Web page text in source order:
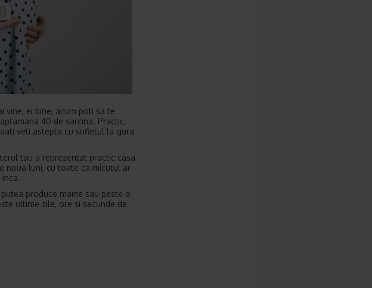
vine, ei bine, acum poti sa te
40 de sarcina. Practic,
veti astepta cu sufletul la gura
tau a reprezentat practic casa
noua luni, cu toate ca micutul ar
produce maine sau peste o
ultime zile, ore si secunde de